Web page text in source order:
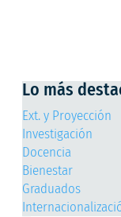
Lo más
Ext. y Proyección
Investigación
Docencia
Bienestar
Graduados